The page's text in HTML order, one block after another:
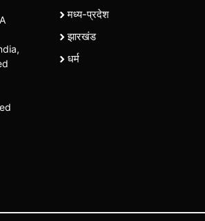
मध्य-प्रदेश
झारखंड
धर्म